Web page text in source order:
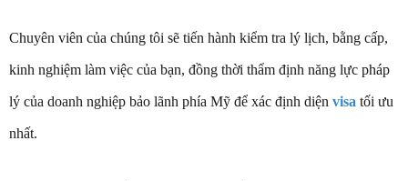
Chuyên viên của chúng tôi sẽ tiến hành kiểm tra lý lịch, bằng cấp,
kinh nghiệm làm việc của bạn, đồng thời thẩm định năng lực pháp
lý của doanh nghiệp bảo lãnh phía Mỹ để xác định diện visa tối ưu
nhất.